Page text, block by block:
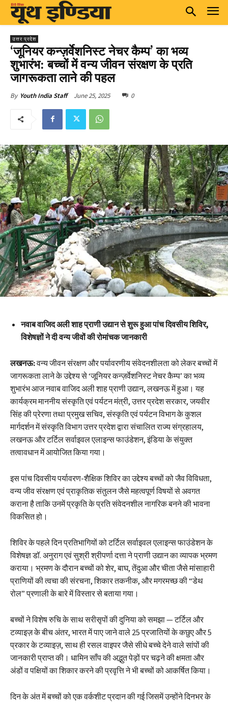
उत्तर प्रदेश
‘जूनियर कन्ज़र्वेशनिस्ट नेचर कैम्प’ का भव्य
शुभारंभ: बच्चों में वन्य जीवन संरक्षण के प्रति
जागरूकता लाने की पहल
By Youth India Staff June 25, 2025 0
नवाब वाजिद अली शाह प्राणी उद्यान से शुरू हुआ पांच दिवसीय शिविर,
विशेषज्ञों ने दी वन्य जीवों की रोमांचक जानकारी
लखनऊ:वन्य जीवन संरक्षण और पर्यावरणीय संवेदनशीलता को लेकर बच्चों में
जागरूकता लाने के उद्देश्य से ‘जूनियर कन्ज़र्वेशनिस्ट नेचर कैम्प’ का भव्य
शुभारंभ आज नवाब वाजिद अली शाह प्राणी उद्यान, लखनऊ में हुआ। यह
कार्यक्रम माननीय संस्कृति एवं पर्यटन मंत्री, उत्तर प्रदेश सरकार, जयवीर
सिंह की प्रेरणा तथा प्रमुख सचिव, संस्कृति एवं पर्यटन विभाग के कुशल
मार्गदर्शन में संस्कृति विभाग उत्तर प्रदेश द्वारा संचालित राज्य संग्रहालय,
लखनऊ और टर्टिल सर्वाइवल एलाइन्स फाउंडेशन, इंडिया के संयुक्त
तत्वावधान में आयोजित किया गया।
इस पांच दिवसीय पर्यावरण-शैक्षिक शिविर का उद्देश्य बच्चों को जैव विविधता,
वन्य जीव संरक्षण एवं प्राकृतिक संतुलन जैसे महत्वपूर्ण विषयों से अवगत
कराना है ताकि उनमें प्रकृति के प्रति संवेदनशील नागरिक बनने की भावना
विकसित हो।
शिविर के पहले दिन प्रतिभागियों को टर्टिल सर्वाइवल एलाइन्स फाउंडेशन के
विशेषज्ञ डॉ. अनुराग एवं सुश्री श्रीपर्णा दत्ता ने प्राणी उद्यान का व्यापक भ्रमण
कराया। भ्रमण के दौरान बच्चों को शेर, बाघ, तेंदुआ और चीता जैसे मांसाहारी
प्राणियों की त्वचा की संरचना, शिकार तकनीक, और मगरमच्छ की “डेथ
रोल” प्रणाली के बारे में विस्तार से बताया गया।
बच्चों ने विशेष रुचि के साथ सरीसृपों की दुनिया को समझा — टर्टिल और
टव्याइज़ के बीच अंतर, भारत में पाए जाने वाले 25 प्रजातियों के कछुए और 5
प्रकार के टव्याइज़, साथ ही रसल वाइपर जैसे सीधे बच्चे देने वाले सांपों की
जानकारी प्राप्त की। धामिन साँप की अद्भुत पेड़ों पर चढ़ने की क्षमता और
अंडों व पक्षियों का शिकार करने की प्रवृत्ति ने भी बच्चों को आकर्षित किया।
दिन के अंत में बच्चों को एक वर्कशीट प्रदान की गई जिसमें उन्होंने दिनभर के